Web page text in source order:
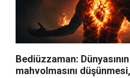
Bediüzzaman:
mahvolmasını